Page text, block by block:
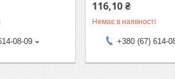
08-09
116,10 ₴
Немає в наявності
+380 (67) 614-